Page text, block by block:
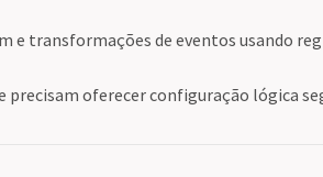
e transformações de eventos usando
oferecer configuração lógica